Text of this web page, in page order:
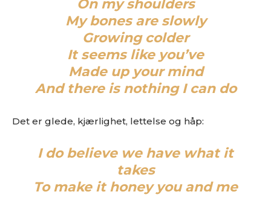
On my shoulders
My bones are slowly
Growing colder
It seems like you’ve
Made up your mind
And there is nothing I can do
Det er glede, kjærlighet, lettelse og håp:
I do believe we have what it
takes
To make it honey you and me